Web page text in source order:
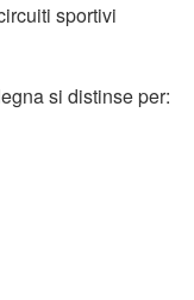
sportivi
si distinse per: